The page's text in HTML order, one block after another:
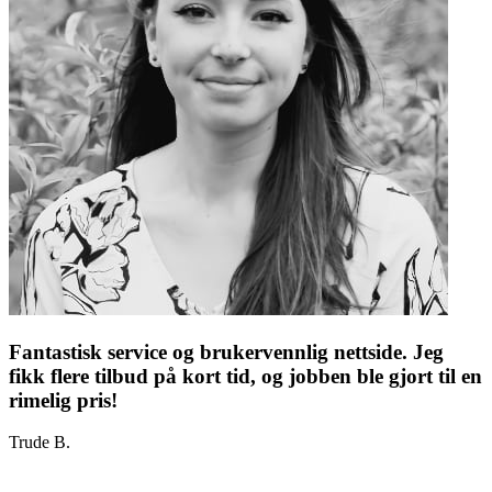
Fantastisk service og brukervennlig nettside. Jeg
fikk flere tilbud på kort tid, og jobben ble gjort til en
rimelig pris!
Trude B.